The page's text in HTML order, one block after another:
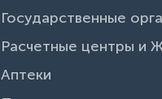
Государственные
Расчетные центры и
Аптеки